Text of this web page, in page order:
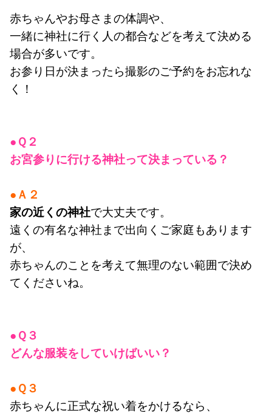
赤ちゃんやお母さまの体調や、
一緒に神社に行く人の都合などを考えて決める
場合が多いです。
お参り日が決まったら撮影のご予約をお忘れな
く！
●Ｑ２
お宮参りに行ける神社って決まっている？
●Ａ２
家の近くの神社で大丈夫です。
遠くの有名な神社まで出向くご家庭もあります
が、
赤ちゃんのことを考えて無理のない範囲で決め
てくださいね。
●Ｑ３
どんな服装をしていけばいい？
●Ｑ３
赤ちゃんに正式な祝い着をかけるなら、